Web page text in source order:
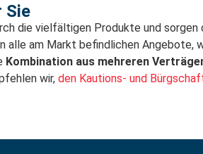
Sie
die vielfältigen Produkte und sorgen
alle am Markt befindlichen
Kombination aus mehreren
wir, den Kautions- und